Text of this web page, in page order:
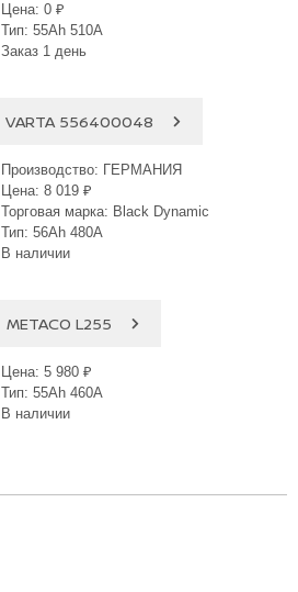
Цена: 0 ₽
Тип: 55Ah 510A
Заказ 1 день
VARTA 556400048
Производство: ГЕРМАНИЯ
Цена: 8 019 ₽
Торговая марка: Black Dynamic
Тип: 56Ah 480A
В наличии
METACO L255
Цена: 5 980 ₽
Тип: 55Ah 460A
В наличии